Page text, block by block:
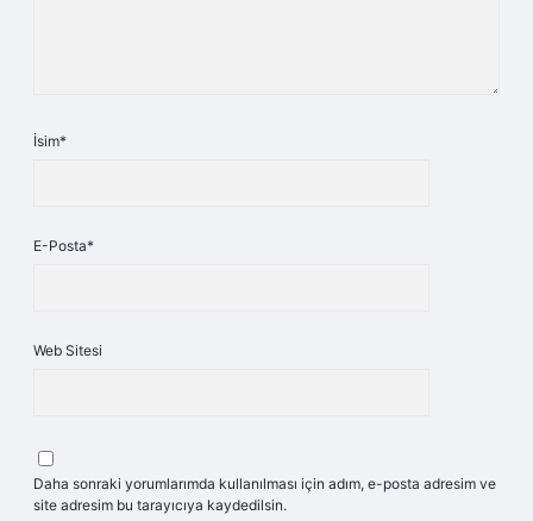
İsim*
E-Posta*
Web Sitesi
Daha sonraki yorumlarımda kullanılması için adım, e-posta adresim ve
site adresim bu tarayıcıya kaydedilsin.